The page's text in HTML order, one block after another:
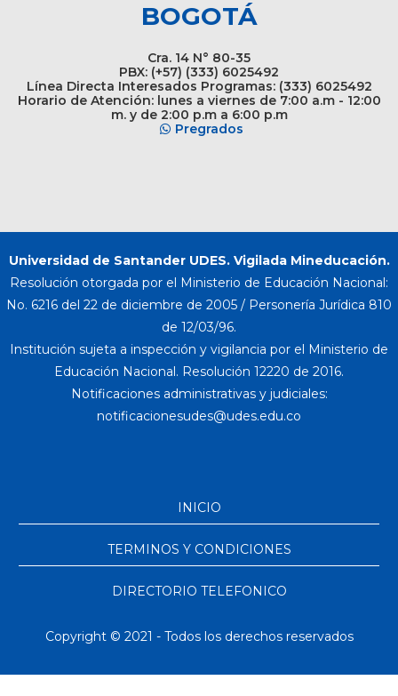
BOGOTÁ
Cra. 14 N° 80-35
PBX: (+57) (333) 6025492
Línea Directa Interesados Programas: (333) 6025492
Horario de Atención: lunes a viernes de 7:00 a.m - 12:00
m. y de 2:00 p.m a 6:00 p.m
Pregrados
Universidad de Santander UDES. Vigilada Mineducación.
Resolución otorgada por el Ministerio de Educación Nacional:
No. 6216 del 22 de diciembre de 2005 / Personería Jurídica 810
de 12/03/96.
Institución sujeta a inspección y vigilancia por el Ministerio de
Educación Nacional. Resolución 12220 de 2016.
Notificaciones administrativas y judiciales:
INICIO
TERMINOS Y CONDICIONES
DIRECTORIO TELEFONICO
Copyright © 2021 - Todos los derechos reservados